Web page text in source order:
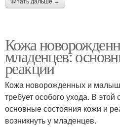
читать дальше →
Кожа
младенцев:
реакции
Кожа новорожденных и
требует особого ухода. В
основные состояния кожи и
возникнуть у младенцев.